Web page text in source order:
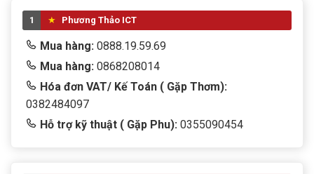
1 Phương Thảo ICT
Mua hàng: 0888.19.59.69
Mua hàng: 0868208014
Hóa đơn VAT/ Kế Toán ( Gặp Thơm):
0382484097
Hỗ trợ kỹ thuật ( Gặp Phu): 0355090454